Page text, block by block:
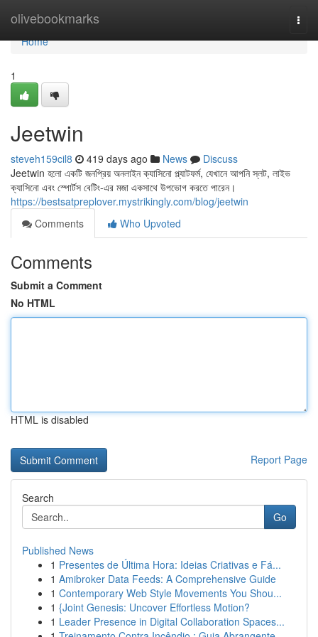
olivebookmarks
Home
Home
1
Jeetwin
steveh159cil8 419 days ago News
Discuss
Jeetwin হলো একটি জনপ্রিয় অনলাইন ক্যাসিনো প্ল্যাটফর্ম, যেখানে আপনি স্লট, লাইভ
ক্যাসিনো এবং স্পোর্টস বেটিং-এর মজা একসাথে উপভোগ করতে পারেন।
https://bestsatpreplover.mystrikingly.com/blog/jeetwin
Comments
Who Upvoted
Comments
Submit a Comment
No HTML
HTML is disabled
Report Page
Search
Go
Published News
1 Presentes de Última Hora: Ideias Criativas e Fá...
1 Amibroker Data Feeds: A Comprehensive Guide
1 Contemporary Web Style Movements You Shou...
1 {Joint Genesis: Uncover Effortless Motion?
1 Leader Presence in Digital Collaboration Spaces...